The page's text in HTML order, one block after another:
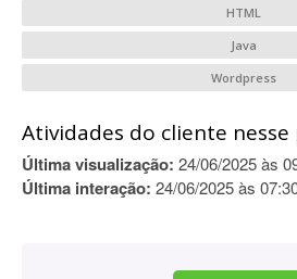
HTML
Java
Wordpress
Atividades do cliente
Última visualização: 24/06/2025 às
Última interação: 24/06/2025 às